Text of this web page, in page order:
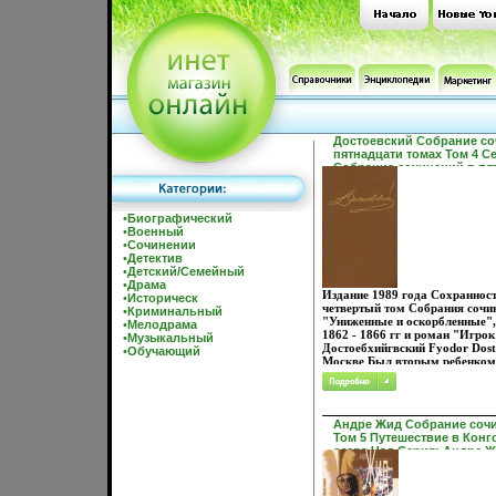
•Биографический
•Военный
•Сочинении
•Детектив
•Детский/Семейный
•Драма
•Историческ
•Криминальный
•Мелодрама
•Музыкальный
•Обучающий
Достоевский Собрание
пятнадцати томах Том 4
Собрание сочинений в
инфо 11895s.
Издание 1989 года
четвертый том Собрания
"Униженные и оскорбленные",
1862 - 1866 гг и роман
Достоебхийгвский Fyodor
Москве Был вторым
(шестеро детей) Отец, сын
врач московской
дворянина Мать из
религиозная, .
Андре Жид Собрание
Том 5 Путешествие в
озера Чад Серия: Андре
сочинений в 7 томах
инфо 3221t.